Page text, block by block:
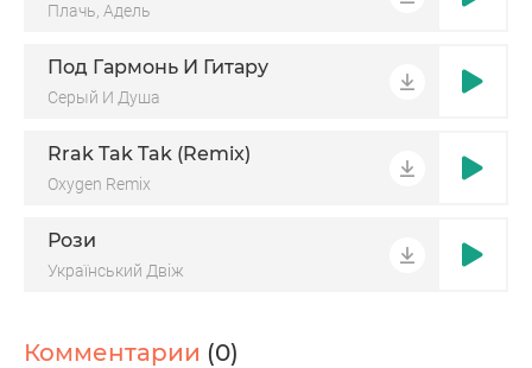
Плачь, Адель
Под Гармонь И Гитару
Серый И Душа
Rrak Tak Tak (Remix)
Oxygen Remix
Рози
Український Двіж
Комментарии (0)